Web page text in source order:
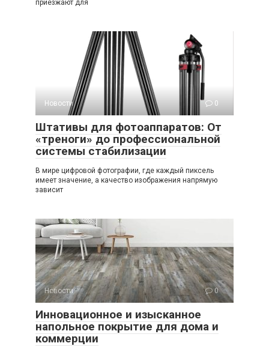
приезжают для
Новости 0
Штативы для фотоаппаратов: От
«треноги» до профессиональной
системы стабилизации
В мире цифровой фотографии, где каждый пиксель
имеет значение, а качество изображения напрямую
зависит
Новости 0
Инновационное и изысканное
напольное покрытие для дома и
коммерции